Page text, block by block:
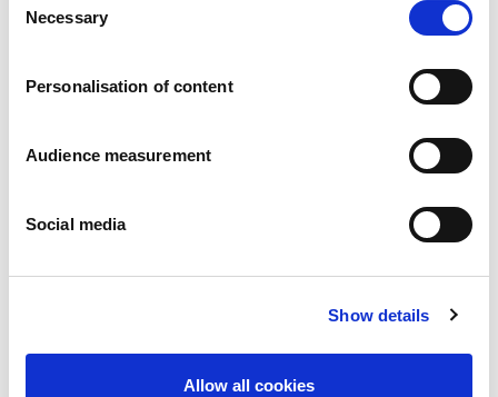
Selection
Necessary
Personalisation of content
Audience measurement
Social media
Show details
Allow all cookies
Neu: GILLE MINI Kekse mit
Zartbitter-Schokostückchen